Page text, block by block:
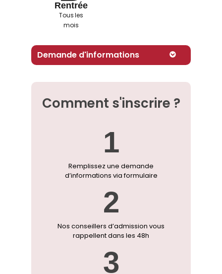
Rentrée
Tous les
mois
Demande d'informations
Comment s'inscrire ?
1
Remplissez une demande
d’informations via formulaire
2
Nos conseillers d’admission vous
rappellent dans les 48h
3